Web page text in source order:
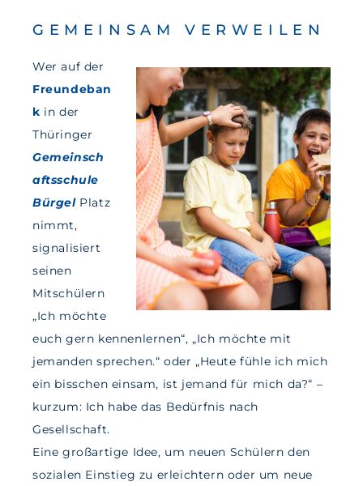
GEMEINSAM VERWEILEN
Wer auf der
Freundeban
k in der
Thüringer
Gemeinsch
aftsschule
Bürgel Platz
nimmt,
signalisiert
seinen
Mitschülern
„Ich möchte
euch gern kennenlernen“, „Ich möchte mit
jemanden sprechen.“ oder „Heute fühle ich mich
ein bisschen einsam, ist jemand für mich da?“ –
kurzum: Ich habe das Bedürfnis nach
Gesellschaft.
Eine großartige Idee, um neuen Schülern den
sozialen Einstieg zu erleichtern oder um neue